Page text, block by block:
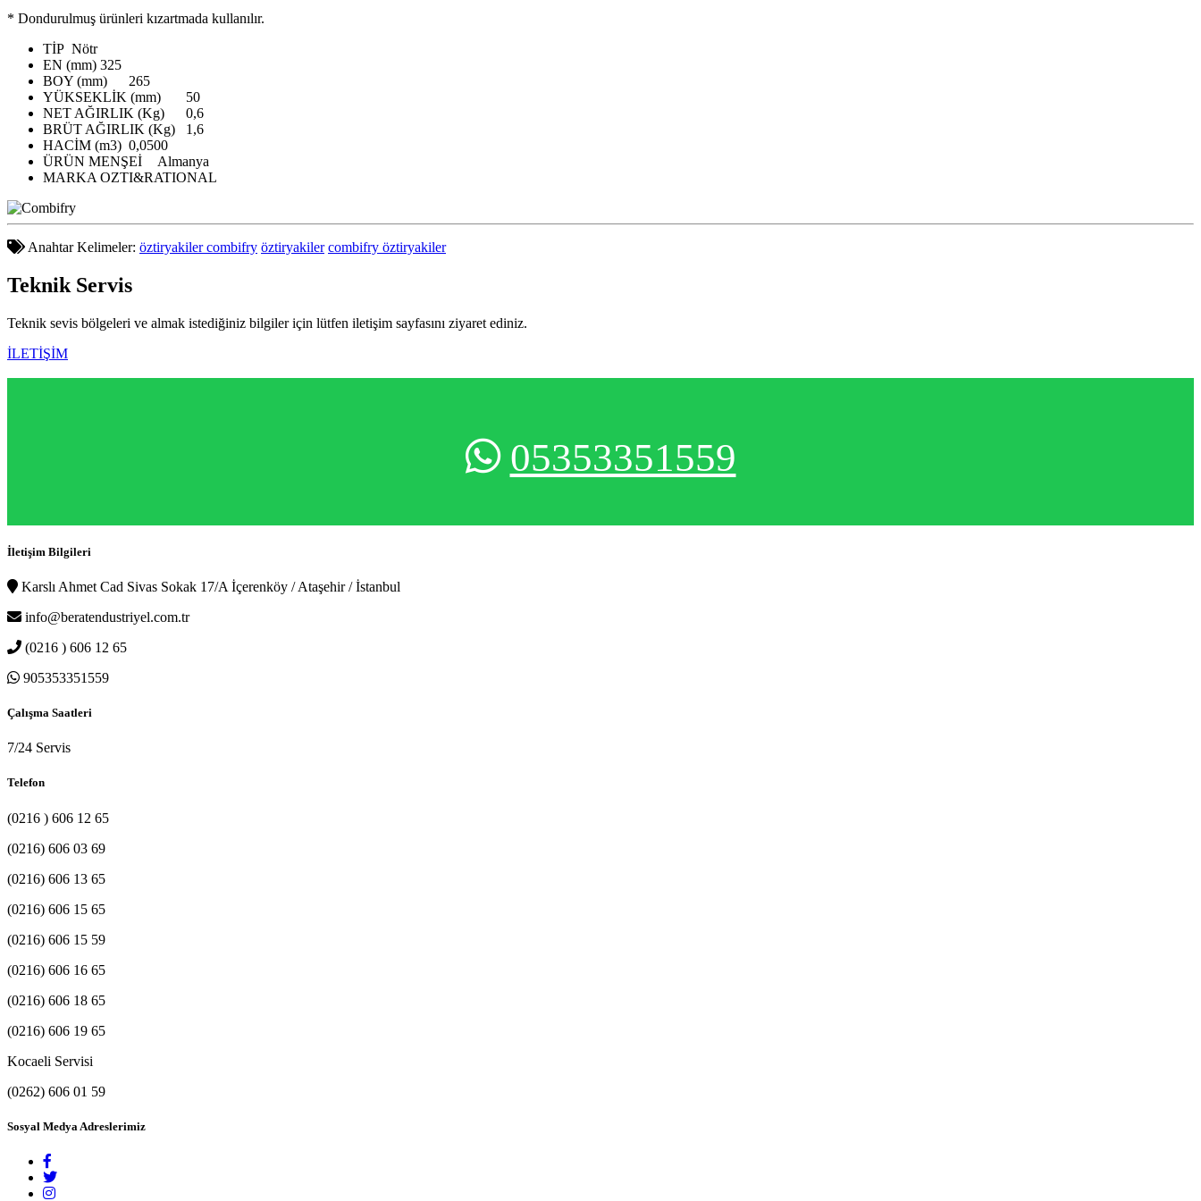
* Dondurulmuş ürünleri kızartmada kullanılır.
TİP Nötr
EN (mm) 325
BOY (mm)
265
YÜKSEKLİK (mm)
50
NET AĞIRLIK (Kg)
0,6
BRÜT AĞIRLIK (Kg)
1,6
HACİM (m3) 0,0500
ÜRÜN MENŞEİ
Almanya
MARKA OZTI&RATIONAL
Anahtar Kelimeler: öztiryakiler combifry öztiryakiler combifry öztiryakiler
Teknik Servis
Teknik sevis bölgeleri ve almak istediğiniz bilgiler için lütfen iletişim sayfasını ziyaret ediniz.
İLETİŞİM
05353351559
İletişim Bilgileri
Karslı Ahmet Cad Sivas Sokak 17/A İçerenköy / Ataşehir / İstanbul
info@beratendustriyel.com.tr
(0216 ) 606 12 65
905353351559
Çalışma Saatleri
7/24 Servis
Telefon
(0216 ) 606 12 65
(0216) 606 03 69
(0216) 606 13 65
(0216) 606 15 65
(0216) 606 15 59
(0216) 606 16 65
(0216) 606 18 65
(0216) 606 19 65
Kocaeli Servisi
(0262) 606 01 59
Sosyal Medya Adreslerimiz